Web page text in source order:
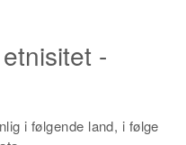
-
i følgende land, i følge